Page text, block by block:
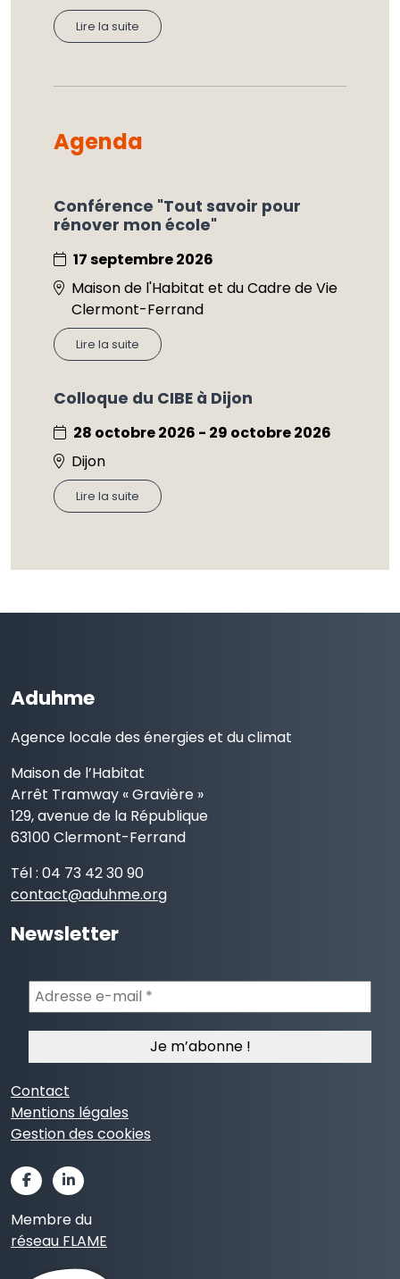
Lire la suite
Agenda
Conférence "Tout savoir pour
rénover mon école"
17 septembre 2026
Maison de l'Habitat et du Cadre de Vie
Clermont-Ferrand
Lire la suite
Colloque du CIBE à Dijon
28 octobre 2026 - 29 octobre 2026
Dijon
Lire la suite
Aduhme
Agence locale des énergies et du climat
Maison de l’Habitat
Arrêt Tramway « Gravière »
129, avenue de la République
63100 Clermont-Ferrand
Tél : 04 73 42 30 90
contact@aduhme.org
Newsletter
Adresse
e-
mail
Contact
Mentions légales
Gestion des cookies
Membre du
réseau FLAME